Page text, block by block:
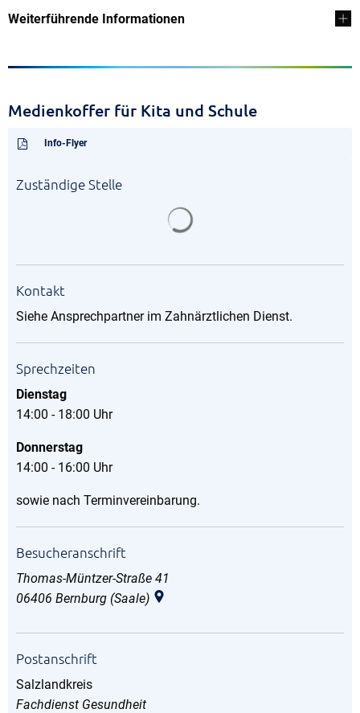
Weiterführende Informationen
Medienkoffer für Kita und Schule
Info-Flyer
Zuständige Stelle
Kontakt
Siehe Ansprechpartner im Zahnärztlichen Dienst.
Sprechzeiten
Dienstag
14:00 - 18:00 Uhr
Donnerstag
14:00 - 16:00 Uhr
sowie nach Terminvereinbarung.
Besucheranschrift
Thomas-Müntzer-Straße 41
06406 Bernburg (Saale)
Postanschrift
Salzlandkreis
Fachdienst Gesundheit